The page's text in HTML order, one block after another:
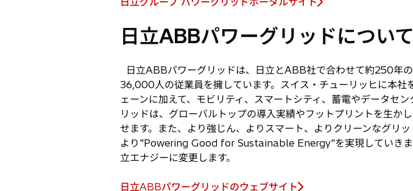
タ
ブ
開
く
新
い
ブ
で
開
く
日立ABBパワーグリッドについて
日立ABBパワーグリッドは、日立とABB社で合わせて約250年
36,000人の従業員を擁しています。スイス・チューリッヒに本
ェーンに加えて、モビリティ、スマートシティ、蓄電やデータセ
リッドは、グローバルトップの導入実績やフットプリントを生か
せます。また、より強じん、よりスマート、よりクリーンなグリ
より"Powering Good for Sustainable Energy"を実現していき
立エナジーに変更します。
日立ABBパワーグリッドのウェブサイト